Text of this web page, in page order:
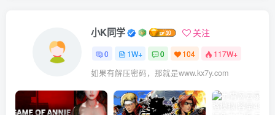
小K同学 关注
0 1W+ 0 104 117W+
如果有解压密码，那就是www.kx7y.com